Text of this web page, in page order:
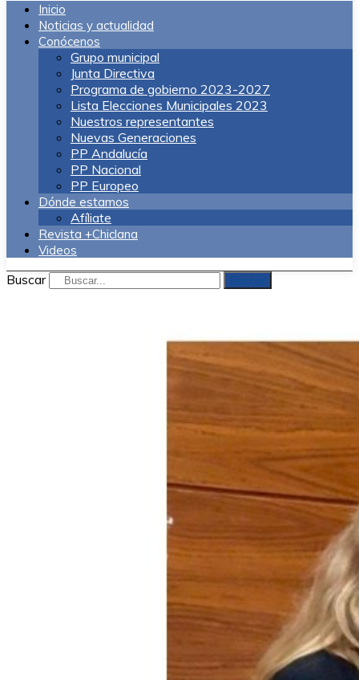
Inicio
Noticias y actualidad
Conócenos
Grupo municipal
Junta Directiva
Programa de gobierno 2023-2027
Lista Elecciones Municipales 2023
Nuestros representantes
Nuevas Generaciones
PP Andalucía
PP Nacional
PP Europeo
Dónde estamos
Afíliate
Revista +Chiclana
Videos
Buscar